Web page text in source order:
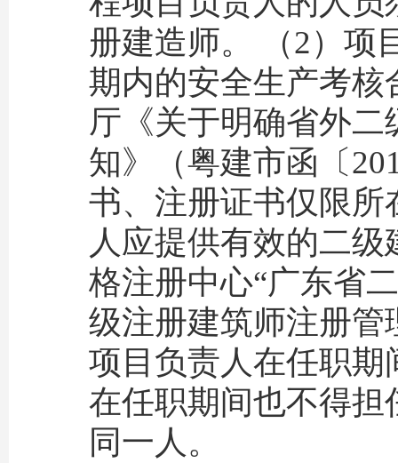
册建造师。 （2）项
期内的安全生产考
厅《关于明确省外
知》（粤建市函〔
书、注册证书仅限
人应提供有效的二
格注册中心“广东省
级注册建筑师注册
项目负责人在任职
在任职期间也不得
同一人。